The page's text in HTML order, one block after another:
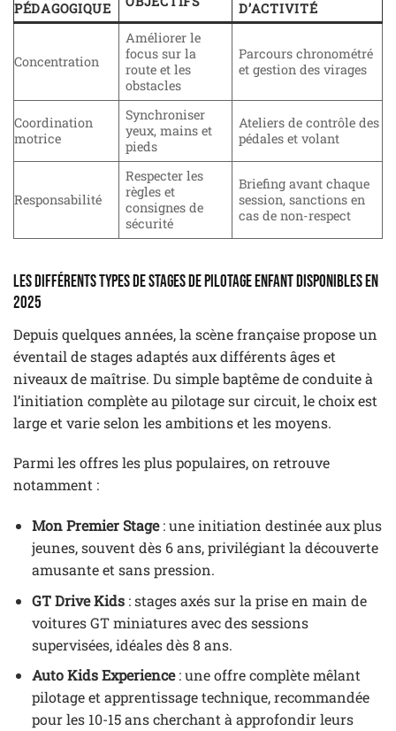
PÉDAGOGIQUE D’ACTIVITÉ
Concentration
Améliorer le
focus sur la
route et les
obstacles
Parcours chronométré
et gestion des virages
Coordination
motrice
Synchroniser
yeux, mains et
pieds
Ateliers de contrôle des
pédales et volant
Responsabilité
Respecter les
règles et
consignes de
sécurité
Briefing avant chaque
session, sanctions en
cas de non-respect
Les différents types de stages de pilotage enfant disponibles en
2025
Depuis quelques années, la scène française propose un
éventail de stages adaptés aux différents âges et
niveaux de maîtrise. Du simple baptême de conduite à
l’initiation complète au pilotage sur circuit, le choix est
large et varie selon les ambitions et les moyens.
Parmi les offres les plus populaires, on retrouve
notamment :
Mon Premier Stage: une initiation destinée aux plus
jeunes, souvent dès 6 ans, privilégiant la découverte
amusante et sans pression.
GT Drive Kids: stages axés sur la prise en main de
voitures GT miniatures avec des sessions
supervisées, idéales dès 8 ans.
Auto Kids Experience: une offre complète mêlant
pilotage et apprentissage technique, recommandée
pour les 10-15 ans cherchant à approfondir leurs